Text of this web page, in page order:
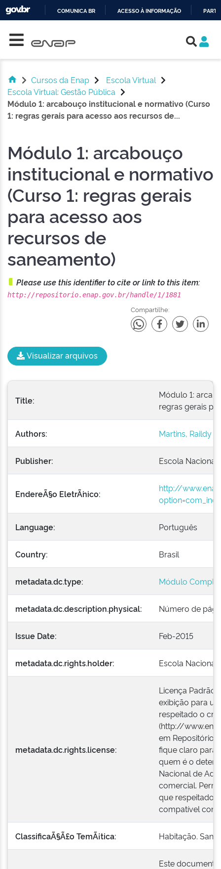
COMUNICA BR ACESSO À INFORMAÇÃO
Cursos da Enap
Escola Virtual
Escola Virtual: Gestão Pública
Módulo 1: arcabouço institucional e normativo (Curso
1: regras gerais para acesso aos recursos de...
Módulo 1: arcabouço
institucional e normativo
(Curso 1: regras gerais
para acesso aos
recursos de
saneamento)
Please use this identifier to cite or link to this item:
http://repositorio.enap.gov.br/handle/1/1881
Compartilhe:
Visualizar arquivos
Title:
Módulo 1:
regras gerais
Authors: Martins, Raildy
Publisher: Escola Nacional
EndereÃ§o EletrÃ´nico:
http://
Language: Português
Country: Brasil
metadata.dc.type: Módulo
metadata.dc.description.physical: Número de
Issue Date: Feb-2015
metadata.dc.rights.holder: Escola Nacional
metadata.dc.rights.license:
Licença Padrão
exibição para
respeitado o
(http://
em
fique claro para
quem é o
Nacional de
comercial.
que respeitado
compatível com
ClassificaÃ§Ã£o TemÃ¡tica: Habitação.
Este